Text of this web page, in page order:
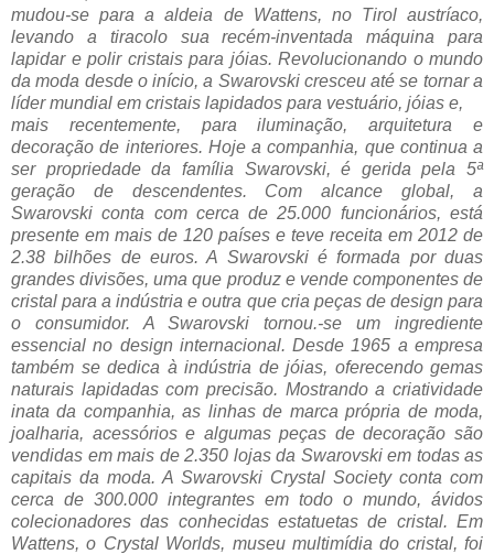
mudou-se para a aldeia de Wattens, no Tirol austríaco,
levando a tiracolo sua recém-inventada máquina para
lapidar e polir cristais para jóias. Revolucionando o mundo
da moda desde o início, a Swarovski cresceu até se tornar a
líder mundial em cristais lapidados para vestuário, jóias e,
mais recentemente, para iluminação, arquitetura e
decoração de interiores. Hoje a companhia, que continua a
ser propriedade da família Swarovski, é gerida pela 5ª
geração de descendentes. Com alcance global, a
Swarovski conta com cerca de 25.000 funcionários, está
presente em mais de 120 países e teve receita em 2012 de
2.38 bilhões de euros. A Swarovski é formada por duas
grandes divisões, uma que produz e vende componentes de
cristal para a indústria e outra que cria peças de design para
o consumidor. A Swarovski tornou.-se um ingrediente
essencial no design internacional. Desde 1965 a empresa
também se dedica à indústria de jóias, oferecendo gemas
naturais lapidadas com precisão. Mostrando a criatividade
inata da companhia, as linhas de marca própria de moda,
joalharia, acessórios e algumas peças de decoração são
vendidas em mais de 2.350 lojas da Swarovski em todas as
capitais da moda. A Swarovski Crystal Society conta com
cerca de 300.000 integrantes em todo o mundo, ávidos
colecionadores das conhecidas estatuetas de cristal. Em
Wattens, o Crystal Worlds, museu multimídia do cristal, foi